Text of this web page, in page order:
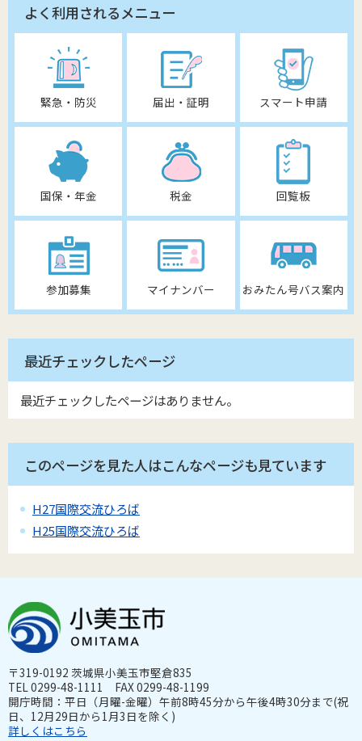
よく利用されるメニュー
緊急・防災 届出・証明 スマート申請
国保・年金 税金 回覧板
参加募集 マイナンバー おみたん号バス案内
最近チェックしたページ
最近チェックしたページはありません。
このページを見た人はこんなページも見ています
H27国際交流ひろば
H25国際交流ひろば
〒319-0192 茨城県小美玉市堅倉835
TEL 0299-48-1111 FAX 0299-48-1199
開庁時間：平日（月曜-金曜）午前8時45分から午後4時30分まで(祝
日、12月29日から1月3日を除く)
詳しくはこちら